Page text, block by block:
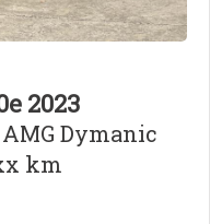
2023
Dymanic
km